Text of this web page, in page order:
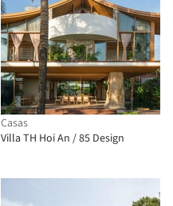
Casas
Villa TH Hoi An / 85 Design